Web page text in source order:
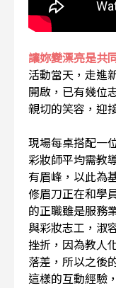
讓妳變漂亮是共
活動當天，走進
開啟，已有幾位
親切的笑容，迎
現場每桌搭配一
彩妝師平均需教
有眉峰，以此為
修眉刀正在和學
的正職雖是服務
與彩妝志工，淑
挫折，因為教人
落差，所以之後
這樣的互動經驗